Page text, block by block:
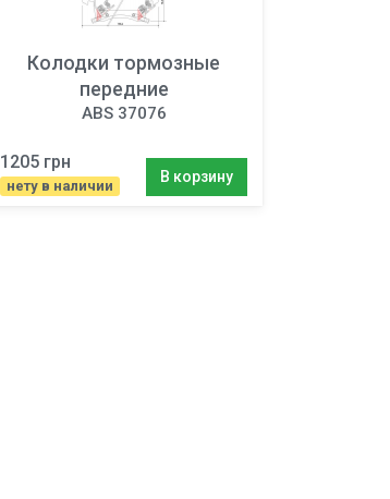
Колодки тормозные
передние
ABS 37076
1205 грн
нету в наличии
В корзину